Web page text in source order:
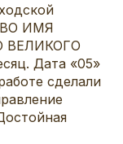
ИМЯ
ВЕЛИКОГО
Дата «05»
сделали